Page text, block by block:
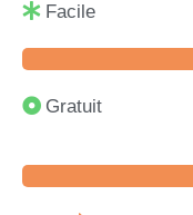
Facile
Gratuit